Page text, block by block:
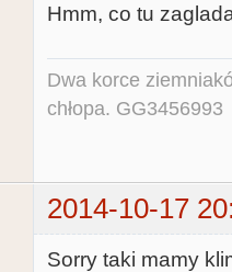
Hmm, co tu
Dwa korce
chłopa. GG3456993
2014-10-17
Sorry taki mamy